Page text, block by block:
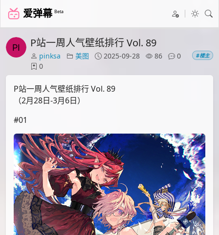
爱弹幕 Beta
P站一周人气壁纸排行 Vol. 89
pinksa 美图 2025-09-28 86
0
0
#楼主
P站一周人气壁纸排行 Vol. 89
（2月28日-3月6日）
#01